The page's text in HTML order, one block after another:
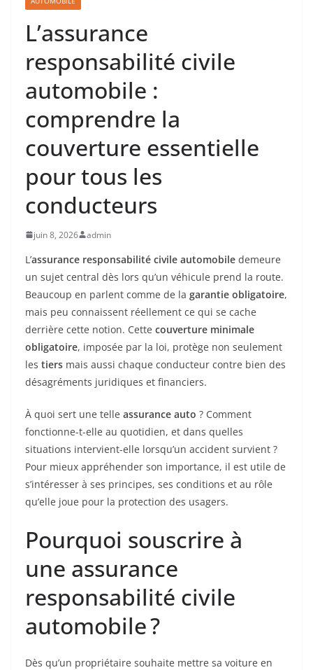
L’assurance
responsabilité civile
automobile :
comprendre la
couverture essentielle
pour tous les
conducteurs
juin 8, 2026 admin
L’assurance responsabilité civile automobile demeure
un sujet central dès lors qu’un véhicule prend la route.
Beaucoup en parlent comme de la garantie obligatoire,
mais peu connaissent réellement ce qui se cache
derrière cette notion. Cette couverture minimale
obligatoire, imposée par la loi, protège non seulement
les tiers mais aussi chaque conducteur contre bien des
désagréments juridiques et financiers.
À quoi sert une telle assurance auto ? Comment
fonctionne-t-elle au quotidien, et dans quelles
situations intervient-elle lorsqu’un accident survient ?
Pour mieux appréhender son importance, il est utile de
s’intéresser à ses principes, ses conditions et au rôle
qu’elle joue pour la protection des usagers.
Pourquoi souscrire à
une assurance
responsabilité civile
automobile ?
Dès qu’un propriétaire souhaite mettre sa voiture en